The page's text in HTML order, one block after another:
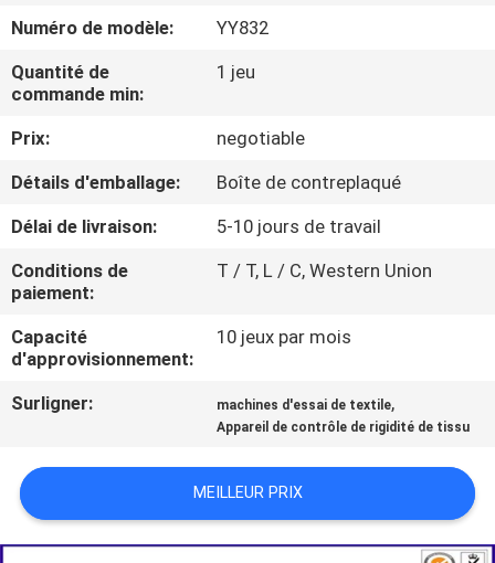
VISITE
D'USINE
CONTACTEZ-
NOUS
NOUVELLES
DEMANDEZ
UNE
PLAN
DU
Numéro de modèle:
YY832
Quantité de
commande min:
1 jeu
Prix:
negotiable
Détails d'emballage:
Boîte de contreplaqué
Délai de livraison:
5-10 jours de travail
Conditions de
paiement:
T / T, L / C, Western Union
Capacité
d'approvisionnement:
10 jeux par mois
Surligner: machines d'essai de textile,
Appareil de contrôle de rigidité de tissu
MEILLEUR PRIX